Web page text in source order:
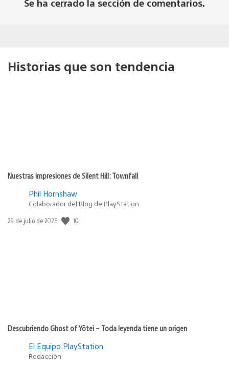
Se ha cerrado la sección de comentarios.
Historias que son tendencia
Nuestras impresiones de Silent Hill: Townfall
Phil Hornshaw
Colaborador del Blog de PlayStation
Fecha
29 de julio de 2026 10
Descubriendo Ghost of Yōtei – Toda leyenda tiene un origen
El Equipo PlayStation
Redacción